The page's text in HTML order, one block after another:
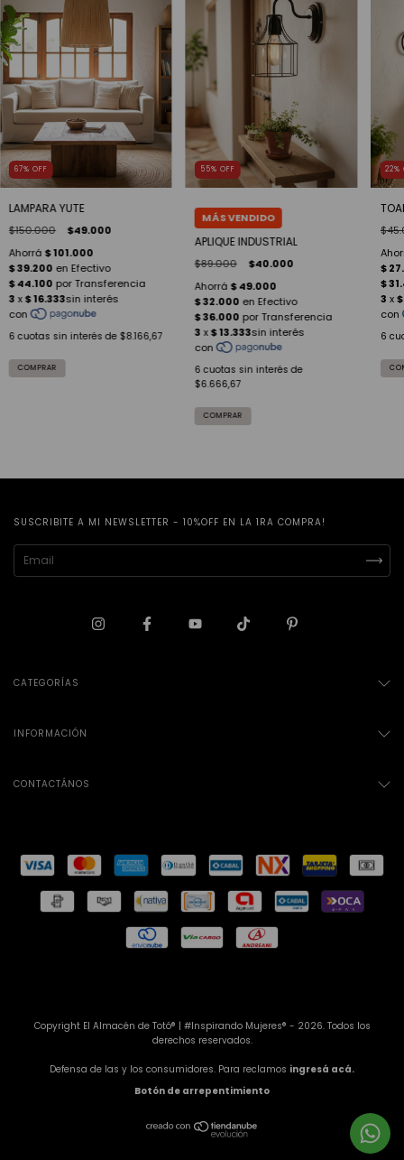
67% OFF
LAMPARA YUTE
$150.000 $49.000
6 cuotas sin interés de $8.166,67
COMPRAR
55% OFF
APLIQUE INDUSTRIAL
$89.000 $40.000
6 cuotas sin interés de
$6.666,67
22%
6
SUSCRIBITE A MI NEWSLETTER - 10%OFF EN LA 1RA COMPRA!
CATEGORÍAS
INFORMACIÓN
CONTACTÁNOS
Copyright El Almacén de Totó® | #Inspirando Mujeres® - 2026. Todos los
derechos reservados.
Defensa de las y los consumidores. Para reclamos ingresá acá.
Botón de arrepentimiento